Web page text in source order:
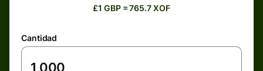
£1 GBP = 765.7 XOF
Cantidad